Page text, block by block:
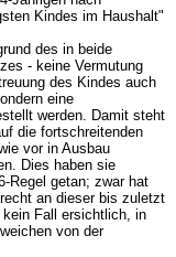
Kindes im Haushalt"
des in beide
- keine Vermutung
des Kindes auch
eine
werden. Damit steht
die fortschreitenden
vor in Ausbau
Dies haben sie
Regel getan; zwar hat
an dieser bis zuletzt
Fall ersichtlich, in
von der